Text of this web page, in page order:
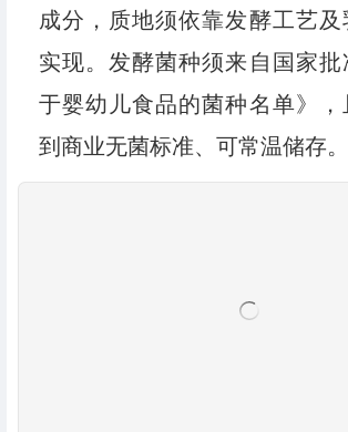
成分，质地须依靠发酵工艺
实现。发酵菌种须来自国家批
于婴幼儿食品的菌种名单》
到商业无菌标准、可常温储存。